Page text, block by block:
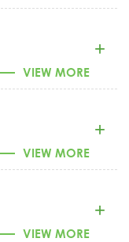
坊 (PDF)
VIEW MORE
VIEW MORE
(PDF)
VIEW MORE